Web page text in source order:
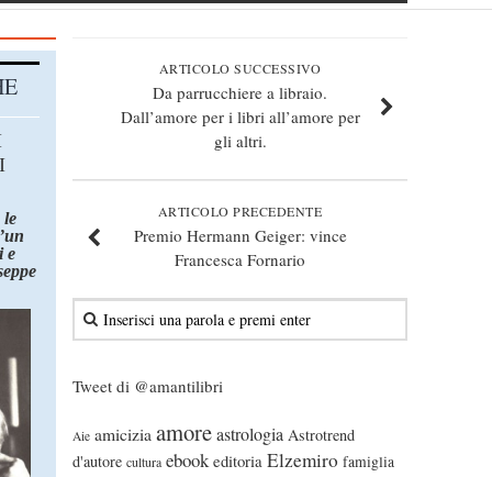
ARTICOLO SUCCESSIVO
Da parrucchiere a libraio.
Dall’amore per i libri all’amore per
gli altri.
ARTICOLO PRECEDENTE
Premio Hermann Geiger: vince
Francesca Fornario
Tweet di @amantilibri
Aie amicizia amoreastrologia Astrotrend
d'autore cultura ebook editoria Elzemiro famiglia
le
e